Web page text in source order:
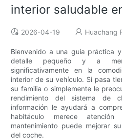
interior saludable
2026-04-19 Huachang
Bienvenido a una guía práctica
detalle pequeño y a
significativamente en la
interior de su vehículo. Si pasa
su familia o simplemente le
rendimiento del sistema de
información le ayudará a
habitáculo merece
mantenimiento puede mejorar
del coche.